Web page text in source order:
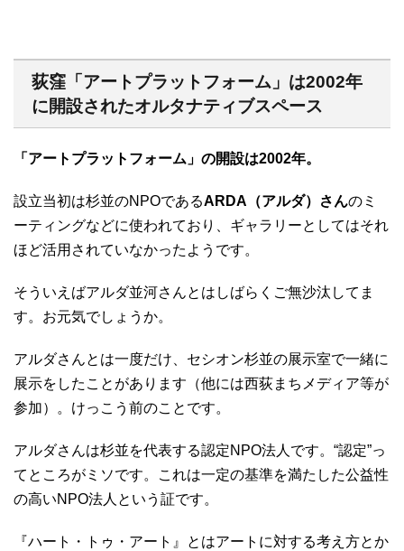
荻窪「アートプラットフォーム」は2002年
に開設されたオルタナティブスペース
「アートプラットフォーム」の開設は2002年。
設立当初は杉並のNPOであるARDA（アルダ）さんのミ
ーティングなどに使われており、ギャラリーとしてはそれ
ほど活用されていなかったようです。
そういえばアルダ並河さんとはしばらくご無沙汰してま
す。お元気でしょうか。
アルダさんとは一度だけ、セシオン杉並の展示室で一緒に
展示をしたことがあります（他には西荻まちメディア等が
参加）。けっこう前のことです。
アルダさんは杉並を代表する認定NPO法人です。“認定”っ
てところがミソです。これは一定の基準を満たした公益性
の高いNPO法人という証です。
『ハート・トゥ・アート』とはアートに対する考え方とか